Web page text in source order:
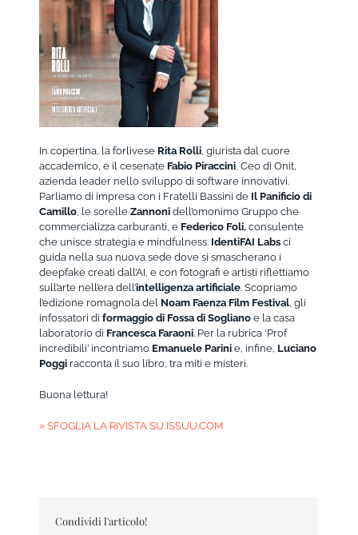
In copertina, la forlivese Rita Rolli, giurista dal cuore
accademico, e il cesenate Fabio Piraccini, Ceo di Onit,
azienda leader nello sviluppo di software innovativi.
Parliamo di impresa con i Fratelli Bassini de Il Panificio di
Camillo, le sorelleZannoni dell’omonimo Gruppo che
commercializza carburanti, e Federico Foli, consulente
che unisce strategia e mindfulness. IdentiFAI Labs ci
guida nella sua nuova sede dove si smascherano i
deepfake creati dall’AI, e con fotografi e artisti riflettiamo
sull’arte nell’era dell’intelligenza artificiale. Scopriamo
l’edizione romagnola del Noam Faenza Film Festival, gli
infossatori diformaggio di Fossa di Sogliano e la casa
laboratorio di Francesca Faraoni. Per la rubrica ‘Prof
incredibili’ incontriamo Emanuele Parini e, infine, Luciano
Poggi racconta il suo libro, tra miti e misteri.
Buona lettura!
» SFOGLIA LA RIVISTA SU ISSUU.COM
Condividi l'articolo!